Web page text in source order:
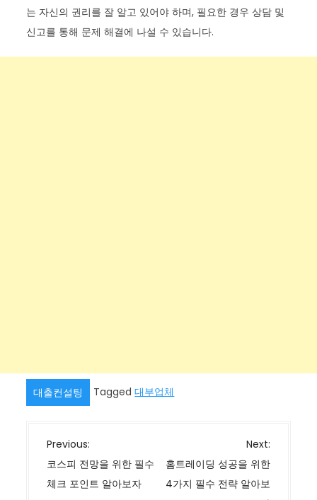
는 자신의 권리를 잘 알고 있어야 하며, 필요한 경우 상담 및
신고를 통해 문제 해결에 나설 수 있습니다.
대출컨설팅 Tagged대부업체
글
탐
색
Previous:
코스피 전망을 위한 필수
체크 포인트 알아보자
Next:
홈트레이딩 성공을 위한
4가지 필수 전략 알아보